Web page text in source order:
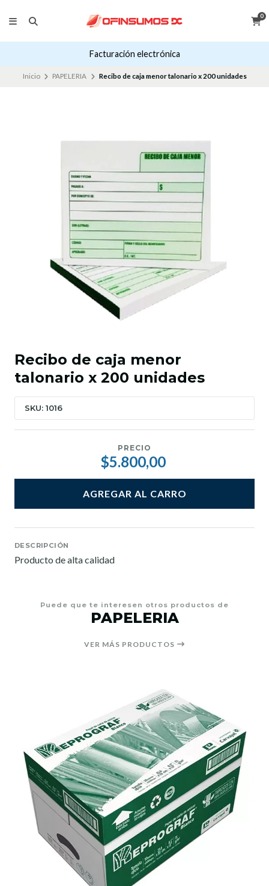
0
Facturación electrónica
Inicio PAPELERIA Recibo de caja menor talonario x 200 unidades
Recibo de caja menor
talonario x 200 unidades
SKU: 1016
PRECIO
$5.800,00
AGREGAR AL CARRO
DESCRIPCIÓN
Producto de alta calidad
Puede que te interesen otros productos de
PAPELERIA
VER MÁS PRODUCTOS